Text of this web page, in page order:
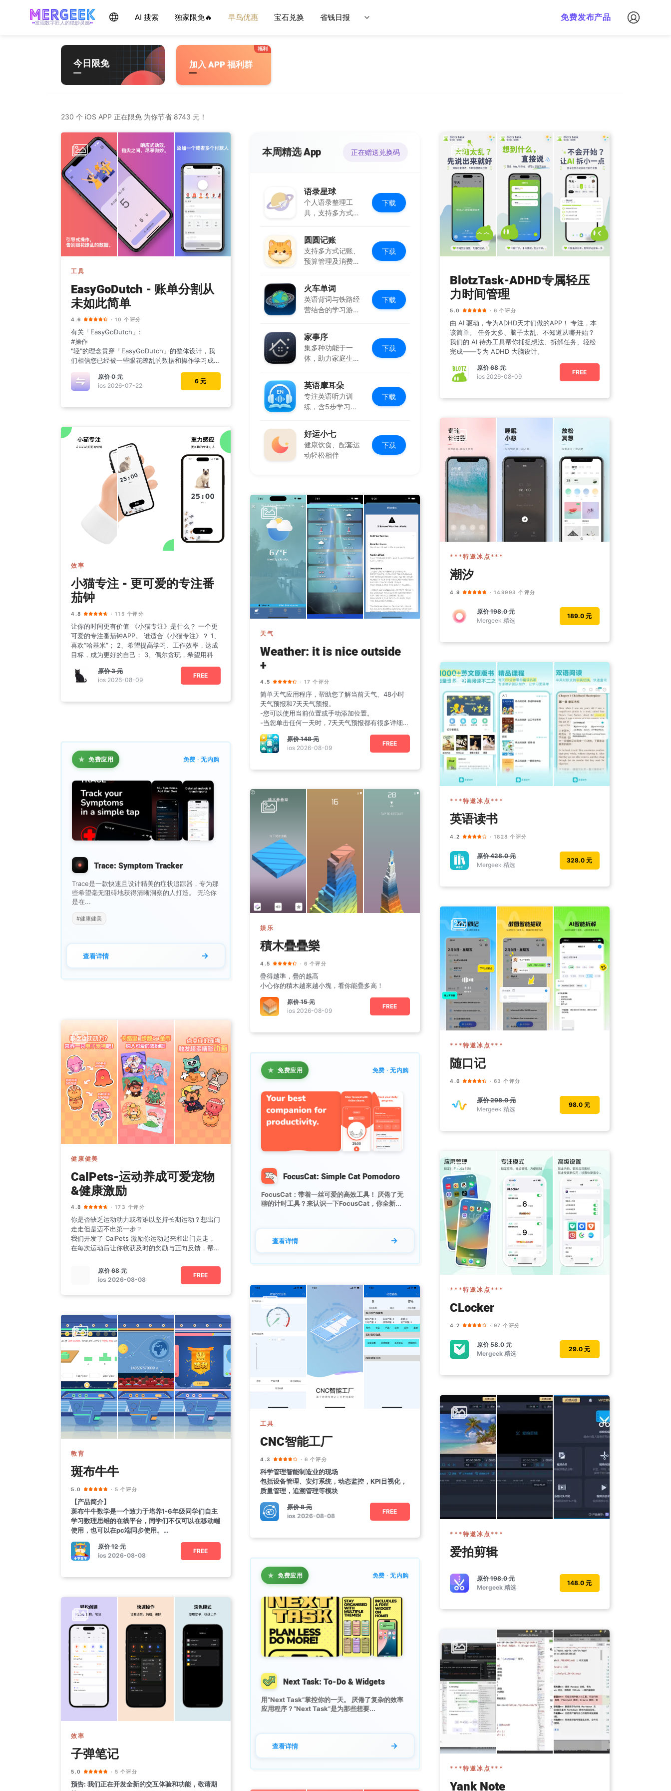
产品玩家 - mergeek.com
每天获取最新产品，优质应用信息
Follow - 产品限免情报
追踪应用游戏价格波动并提醒
免费下载
发现数字匠人的绝妙灵感
AI 搜索 独家限免🔥 早鸟优惠 宝石兑换 省钱日报 免费发布产品
今日限免 加入 APP 福利群
230 个 iOS APP 正在限免 为你节省 8743 元！
工具
EasyGoDutch - 账单分割从
未如此简单
4.6 · 10 个评分
有关「EasyGoDutch」:
#操作
"轻"的理念贯穿「EasyGoDutch」的整体设计，我
们相信您已经被一些眼花缭乱的数据和操作学习成本
原价0 元
ios 2026-07-22
6 元
本周精选 App 正在赠送兑换码
语录星球
个人语录整理工
具，支持多方式添
下载
圆圆记账
支持多方式记账、
预算管理及消费复
下载
火车单词
英语背词与铁路经
营结合的学习游
下载
家事序
集多种功能于一
体，助力家庭生活
下载
英语摩耳朵
专注英语听力训
练，含5步学习法
下载
好运小七
健康饮食、配套运
动轻松相伴
下载
BlotzTask-ADHD专属轻压
力时间管理
5.0 · 6 个评分
由 AI 驱动，专为ADHD天才们做的APP！ 专注，本
该简单。 任务太多、脑子太乱、不知道从哪开始？
我们的 AI 待办工具帮你捕捉想法、拆解任务、轻松
完成——专为 ADHD 大脑设计。
原价68 元
ios 2026-08-09
FREE
***特邀冰点***
潮汐
4.9 · 149993 个评分
原价198.0 元
Mergeek 精选
189.0 元
效率
小猫专注 - 更可爱的专注番
茄钟
4.8 · 115 个评分
让你的时间更有价值 《小猫专注》是什么？ 一个更
可爱的专注番茄钟APP。 谁适合《小猫专注》？ 1、
喜欢“哈基米”； 2、希望提高学习、工作效率，达成
目标，成为更好的自己； 3、偶尔贪玩，希望用科
原价3 元
ios 2026-08-09
FREE
天气
Weather: it is nice outside
+
4.5 · 17 个评分
简单天气应用程序，帮助您了解当前天气、48小时
天气预报和7天天气预报。
-您可以使用当前位置或手动添加位置。
-当您单击任何一天时，7天天气预报都有很多详细信
息。
原价148 元
ios 2026-08-09
FREE
***特邀冰点***
英语读书
4.2 · 1828 个评分
原价428.0 元
Mergeek 精选
328.0 元
★ 免费应用 免费 · 无内购
Trace: Symptom Tracker
Trace是一款快速且设计精美的症状追踪器，专为那
些希望毫无阻碍地获得清晰洞察的人打造。 无论你
是在...
#健康健美
查看详情 →
娱乐
積木疊疊樂
4.5 · 6 个评分
疊得越準，疊的越高
小心你的積木越來越小塊，看你能疊多高！
原价15 元
ios 2026-08-09
FREE
***特邀冰点***
随口记
4.6 · 63 个评分
原价298.0 元
Mergeek 精选
98.0 元
健康健美
CalPets-运动养成可爱宠物
&健康激励
4.8 · 173 个评分
你是否缺乏运动动力或者难以坚持长期运动？想出门
走走但是迈不出第一步？
我们开发了 CalPets 激励你运动起来和出门走走，
在每次运动后让你收获及时的奖励与正向反馈，帮助
原价68 元
ios 2026-08-08
FREE
★ 免费应用 免费 · 无内购
FocusCat: Simple Cat Pomodoro
FocusCat：带着一丝可爱的高效工具！ 厌倦了无
聊的计时工具？来认识一下FocusCat，你全新...
查看详情 →
***特邀冰点***
CLocker
4.2 · 97 个评分
原价58.0 元
Mergeek 精选
29.0 元
工具
CNC智能工厂
4.3 · 6 个评分
科学管理智能制造业的现场
包括设备管理、安灯系统，动态监控，KPI目视化，
质量管理，追溯管理等模块
原价8 元
ios 2026-08-08
FREE
教育
斑布牛牛
5.0 · 5 个评分
【产品简介】
斑布牛牛数学是一个致力于培养1-6年级同学们自主
学习数理思维的在线平台，同学们不仅可以在移动端
使用，也可以在pc端同步使用。
【功能特色】
1. CPA模型原价12 元
ios 2026-08-08
FREE
***特邀冰点***
爱拍剪辑
原价198.0 元
Mergeek 精选
148.0 元
★ 免费应用 免费 · 无内购
Next Task: To-Do & Widgets
用“Next Task”掌控你的一天。 厌倦了复杂的效率
应用程序？“Next Task”是为那些想要...
查看详情 →
效率
子弹笔记
5.0 · 5 个评分
预告: 我们正在开发全新的交互体验和功能，敬请期
***特邀冰点***
Yank Note